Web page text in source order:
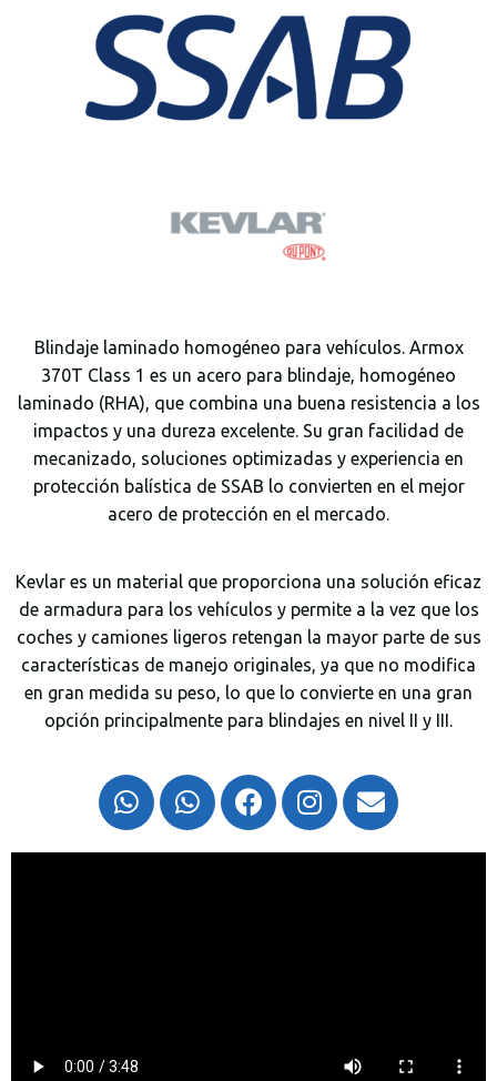
Blindaje laminado homogéneo para vehículos. Armox
370T Class 1 es un acero para blindaje, homogéneo
laminado (RHA), que combina una buena resistencia a los
impactos y una dureza excelente. Su gran facilidad de
mecanizado, soluciones optimizadas y experiencia en
protección balística de SSAB lo convierten en el mejor
acero de protección en el mercado.
Kevlar es un material que proporciona una solución eficaz
de armadura para los vehículos y permite a la vez que los
coches y camiones ligeros retengan la mayor parte de sus
características de manejo originales, ya que no modifica
en gran medida su peso, lo que lo convierte en una gran
opción principalmente para blindajes en nivel II y III.